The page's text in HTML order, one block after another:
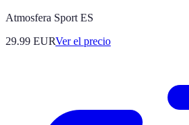
Atmosfera Sport ES
29.99 EURVer el precio